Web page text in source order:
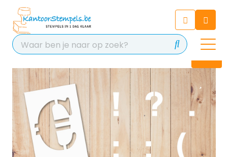
Chat 24/7 met onze chatbot
voor hulp
Contact